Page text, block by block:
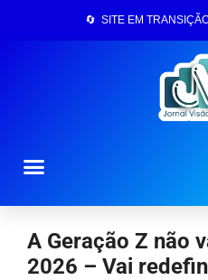
🔄 SITE EM
A Geração Z não
2026 – Vai